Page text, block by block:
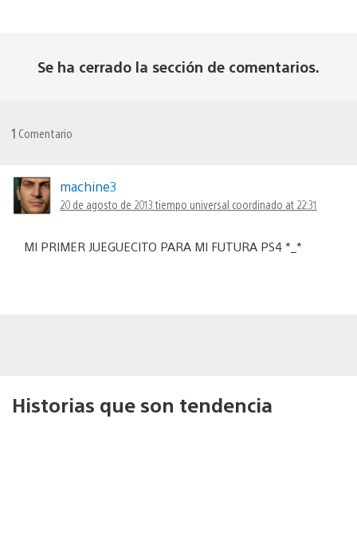
Se ha cerrado la sección de comentarios.
1 Comentario
machine3
20 de agosto de 2013 tiempo universal coordinado at 22:31
MI PRIMER JUEGUECITO PARA MI FUTURA PS4 *_*
Historias que son tendencia